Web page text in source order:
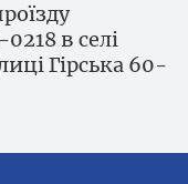
в селі
Гірська 60-